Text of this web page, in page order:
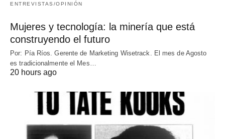
ENTREVISTAS/OPINIÓN
Mujeres y tecnología: la minería que está
construyendo el futuro
Por: Pía Ríos. Gerente de Marketing Wisetrack. El mes de Agosto
es tradicionalmente el Mes…
20 hours ago